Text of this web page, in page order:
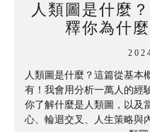
人類圖是什麼
釋你為什
人類圖是什麼？這篇從基本
有！我會用分析一萬人的經
你了解什麼是人類圖，以及
心、輪迴交叉、人生策略與